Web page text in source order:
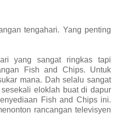
tengahari. Yang penting
yang sangat ringkas tapi
Fish and Chips. Untuk
mana. Dah selalu sangat
eloklah buat di dapur
Fish and Chips ini.
rancangan televisyen